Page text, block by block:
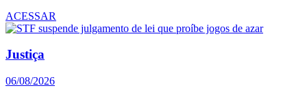
ACESSAR
Justiça
06/08/2026